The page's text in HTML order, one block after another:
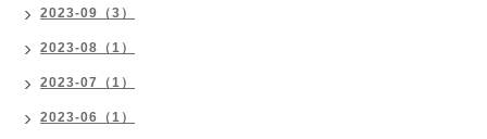
2023-09（3）
2023-08（1）
2023-07（1）
2023-06（1）